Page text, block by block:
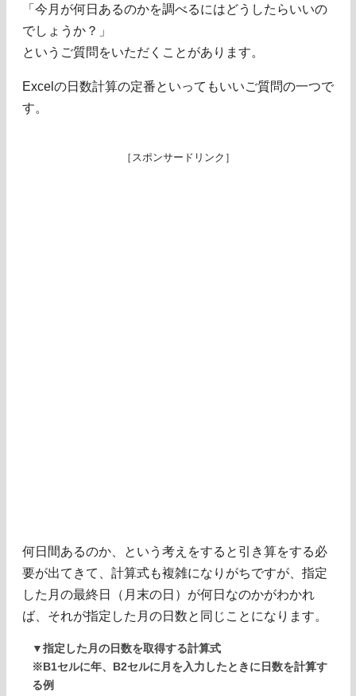
「今月が何日あるのかを調べるにはどうしたらいいの
でしょうか？」
というご質問をいただくことがあります。
Excelの日数計算の定番といってもいいご質問の一つで
す。
［スポンサードリンク］
何日間あるのか、という考えをすると引き算をする必
要が出てきて、計算式も複雑になりがちですが、指定
した月の最終日（月末の日）が何日なのかがわかれ
ば、それが指定した月の日数と同じことになります。
▼指定した月の日数を取得する計算式
※B1セルに年、B2セルに月を入力したときに日数を計算す
る例